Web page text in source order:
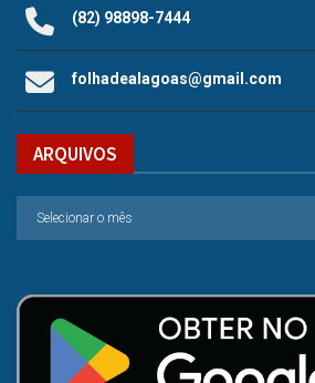
(82) 98898-7444
folhadealagoas@gmail.com
ARQUIVOS